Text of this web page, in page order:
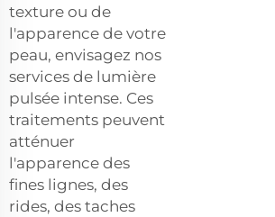
texture ou de
l'apparence de votre
peau, envisagez nos
services de lumière
pulsée intense. Ces
traitements peuvent
atténuer
l'apparence des
fines lignes, des
rides, des taches